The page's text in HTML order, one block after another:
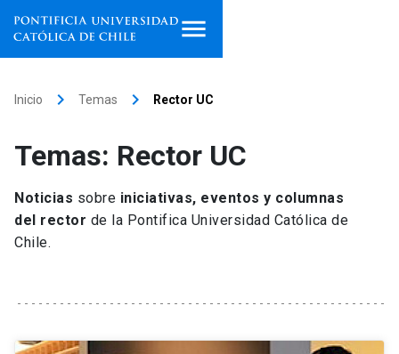
Facultades, escuelas e
institutos
Investigación
Inicio keyboard_arrow_right Temas keyboard_arrow_right Rector UC
Temas: Rector UC
Noticias sobre iniciativas, eventos y columnas
del rector de la Pontifica Universidad Católica de
Chile.